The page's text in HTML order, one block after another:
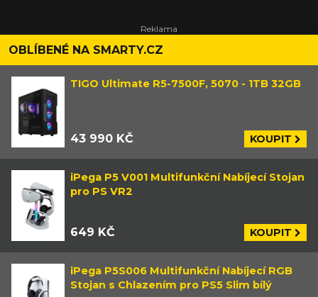
OBLÍBENÉ NA SMARTY.CZ
TIGO Ultimate R5-7500F, 5070 - 1TB 32GB
43 990 KČ KOUPIT
iPega P5 V001 Multifunkční Nabíjecí Stojan
pro PS VR2
649 KČ KOUPIT
iPega P5S006 Multifunkční Nabíjecí RGB
Stojan s Chlazením pro PS5 Slim bílý